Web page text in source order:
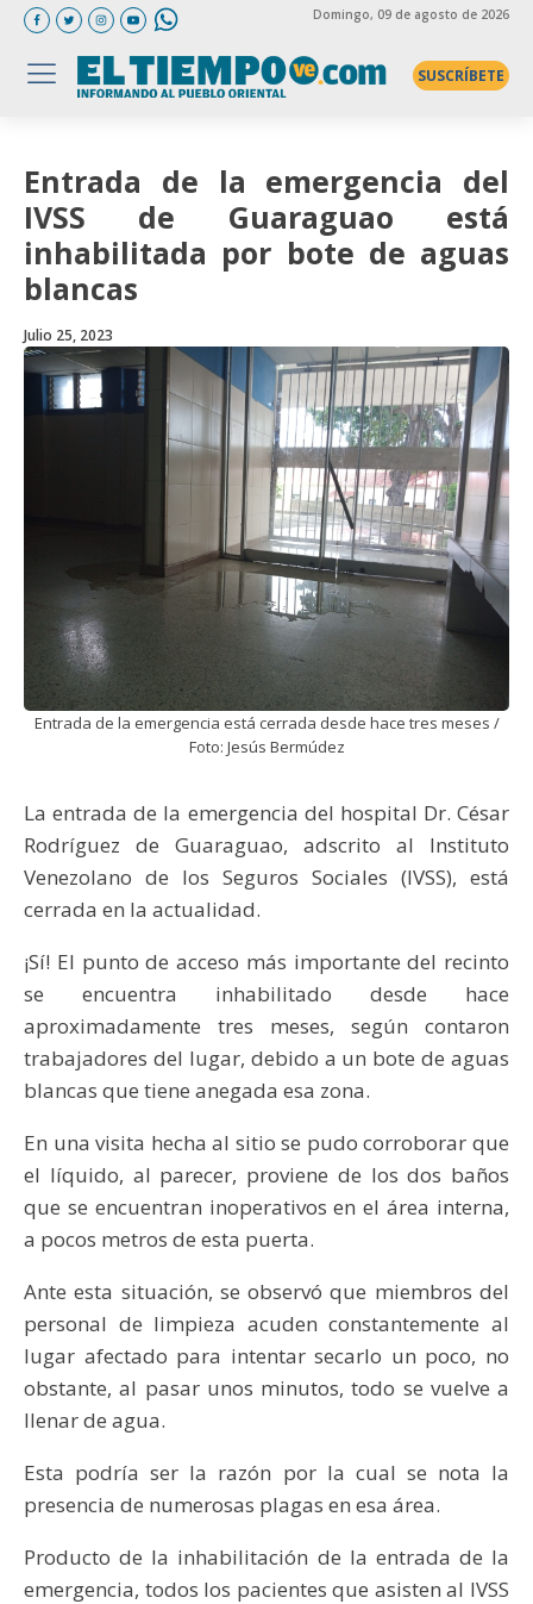
Domingo, 09 de agosto de 2026
SUSCRÍBETE
Entrada de la emergencia del
IVSS de Guaraguao está
inhabilitada por bote de aguas
blancas
Julio 25, 2023
Entrada de la emergencia está cerrada desde hace tres meses /
Foto: Jesús Bermúdez
La entrada de la emergencia del hospital Dr. César
Rodríguez de Guaraguao, adscrito al Instituto
Venezolano de los Seguros Sociales (IVSS), está
cerrada en la actualidad.
¡Sí! El punto de acceso más importante del recinto
se encuentra inhabilitado desde hace
aproximadamente tres meses, según contaron
trabajadores del lugar, debido a un bote de aguas
blancas que tiene anegada esa zona.
En una visita hecha al sitio se pudo corroborar que
el líquido, al parecer, proviene de los dos baños
que se encuentran inoperativos en el área interna,
a pocos metros de esta puerta.
Ante esta situación, se observó que miembros del
personal de limpieza acuden constantemente al
lugar afectado para intentar secarlo un poco, no
obstante, al pasar unos minutos, todo se vuelve a
llenar de agua.
Esta podría ser la razón por la cual se nota la
presencia de numerosas plagas en esa área.
Producto de la inhabilitación de la entrada de la
emergencia, todos los pacientes que asisten al IVSS